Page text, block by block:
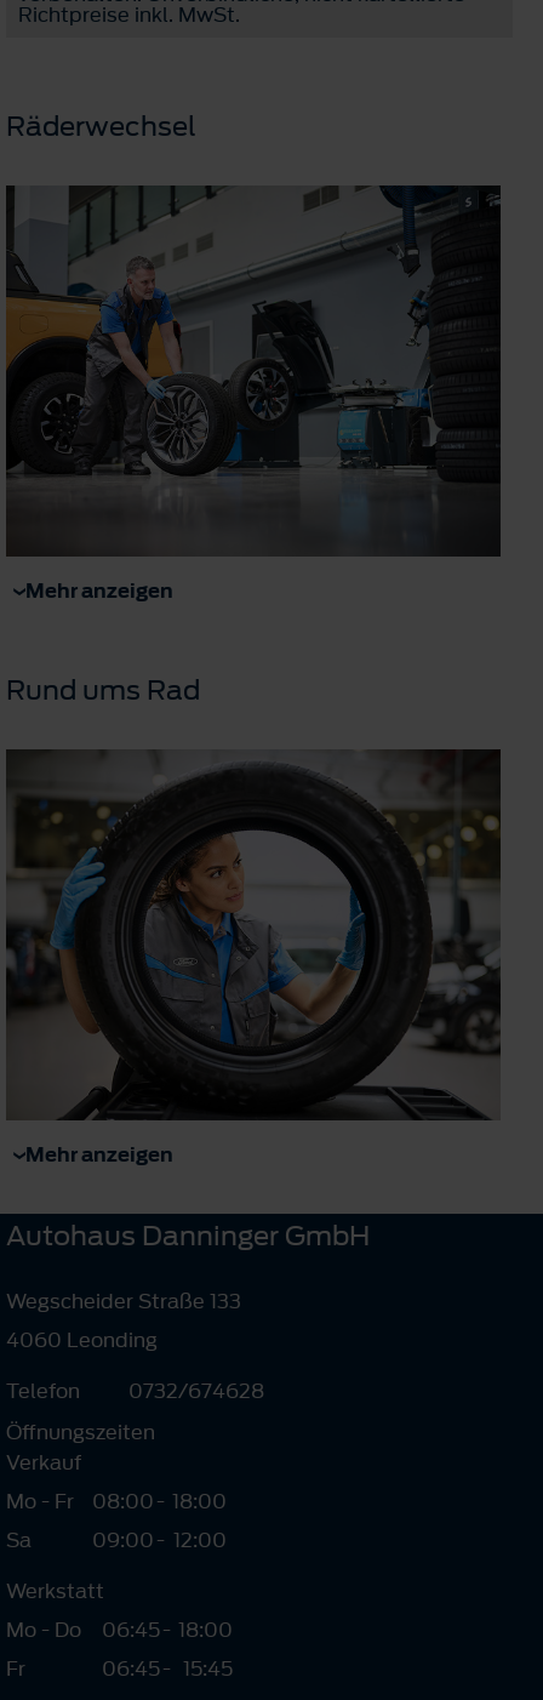
Richtpreise inkl. MwSt.
Räderwechsel
Mehr anzeigen
Rund ums Rad
Mehr anzeigen
Autohaus Danninger GmbH
Wegscheider Straße 133
4060 Leonding
Telefon
0732/674628
Öffnungszeiten
Verkauf
Mo - Fr
08:00- 18:00
Sa
09:00- 12:00
Werkstatt
Mo - Do
06:45- 18:00
Fr
06:45- 15:45